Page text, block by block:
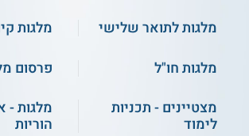
מלגות לתואר שלישי
מלגות
מלגות חו"ל
פרסום
מצטיינים - תכניות
לימוד
מלגות -
הוריות